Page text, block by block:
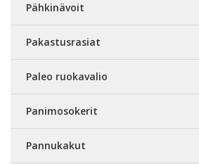
Pähkinävoit
Pakastusrasiat
Paleo ruokavalio
Panimosokerit
Pannukakut